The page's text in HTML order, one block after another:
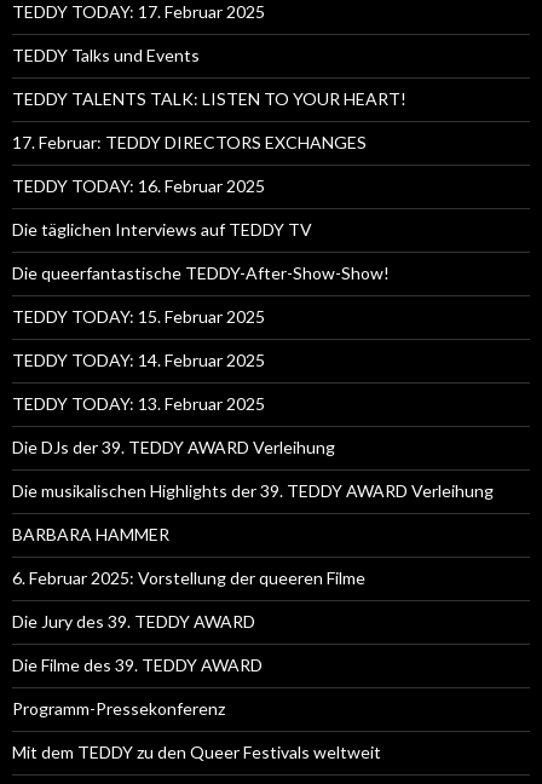
TEDDY TODAY: 17. Februar 2025
TEDDY Talks und Events
TEDDY TALENTS TALK: LISTEN TO YOUR HEART!
17. Februar: TEDDY DIRECTORS EXCHANGES
TEDDY TODAY: 16. Februar 2025
Die täglichen Interviews auf TEDDY TV
Die queerfantastische TEDDY-After-Show-Show!
TEDDY TODAY: 15. Februar 2025
TEDDY TODAY: 14. Februar 2025
TEDDY TODAY: 13. Februar 2025
Die DJs der 39. TEDDY AWARD Verleihung
Die musikalischen Highlights der 39. TEDDY AWARD Verleihung
BARBARA HAMMER
6. Februar 2025: Vorstellung der queeren Filme
Die Jury des 39. TEDDY AWARD
Die Filme des 39. TEDDY AWARD
Programm-Pressekonferenz
Mit dem TEDDY zu den Queer Festivals weltweit